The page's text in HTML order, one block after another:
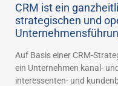
CRM ist ein
strategischen und
Auf Basis einer CRM-
ein Unternehmen kanal-
interessenten- und